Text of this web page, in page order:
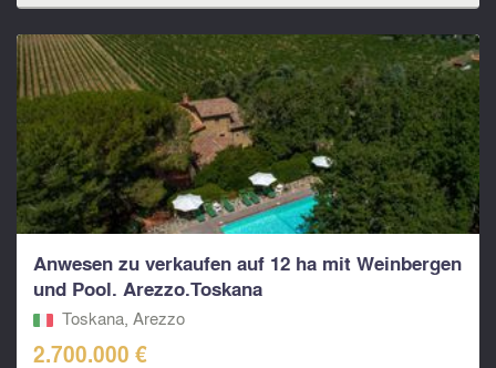
Anwesen zu verkaufen auf 12 ha mit Weinbergen
und Pool. Arezzo.Toskana
Toskana, Arezzo
2.700.000 €